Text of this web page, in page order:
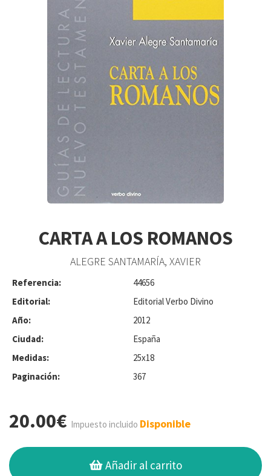
CARTA A LOS ROMANOS
ALEGRE SANTAMARÍA, XAVIER
Referencia:
44656
Editorial:
Editorial Verbo Divino
Año:
2012
Ciudad:
España
Medidas:
25x18
Paginación:
367
20.00€ Impuesto incluido Disponible
Añadir al carrito